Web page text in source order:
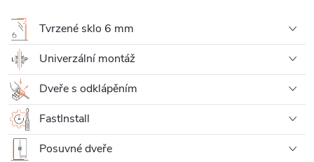
Tvrzené sklo 6 mm
Univerzální montáž
Dveře s odklápěním
FastInstall
Posuvné dveře